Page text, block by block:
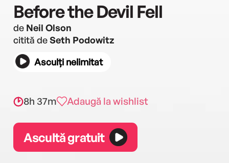
Before the Devil Fell
de Neil Olson
citită deSeth Podowitz
Asculți nelimitat
8h 37m Adaugă la wishlist
Ascultă gratuit